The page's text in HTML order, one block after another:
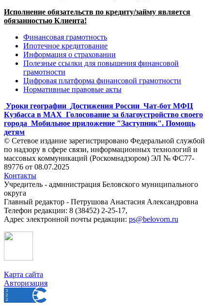
Исполнение обязательств по кредиту/займу является
обязанностью Клиента!
Финансовая грамотность
Ипотечное кредитование
Информация о страховании
Полезные ссылки для повышения финансовой
грамотности
Цифровая платформа финансовой грамотности
Нормативные правовые акты
Уроки географии Достижения России Чат-бот МФЦ
Кузбасса в MAX Голосование за благоустройство своего
города Мобильное приложение "Заступник". Помощь
детям
© Сетевое издание зарегистрировано Федеральной службой
по надзору в сфере связи, информационных технологий и
массовых коммуникаций (Роскомнадзором) ЭЛ № ФС77-
89776 от 08.07.2025
Контакты
Учредитель - администрация Беловского муниципального
округа
Главный редактор - Петрушова Анастасия Александровна
Телефон редакции: 8 (38452) 2-25-17,
Адрес электронной почты редакции: ps@belovorn.ru
Карта сайта
Авторизация